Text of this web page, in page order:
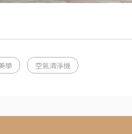
學 空氣清淨機